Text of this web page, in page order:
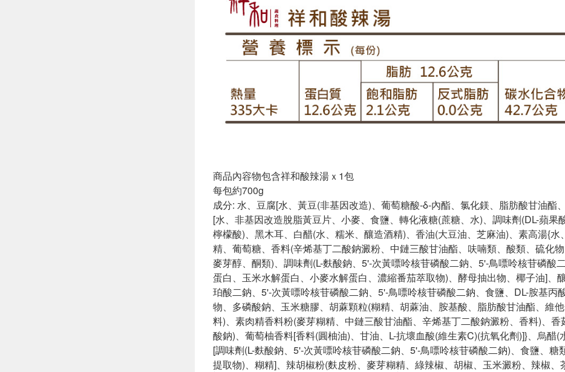
商品內容物包含祥和酸辣湯ｘ1包
每包約700g
成分: 水、豆腐[水、黃豆(非基因改造)、葡萄糖酸-δ-內酯、氯化鎂、脂肪酸甘油酯
[水、非基因改造脫脂黃豆片、小麥、食鹽、轉化液糖(蔗糖、水)、調味劑(DL-蘋果
檸檬酸)、黑木耳、白醋(水、糯米、釀造酒精)、香油(大豆油、芝麻油)、素高湯{
精、葡萄糖、香料(辛烯基丁二酸鈉澱粉、中鏈三酸甘油酯、呋喃類、酸類、硫化
麥芽醇、酮類)、調味劑(L-麩酸鈉、5'-次黃嘌呤核苷磷酸二鈉、5'-鳥嘌呤核苷磷酸
蛋白、玉米水解蛋白、小麥水解蛋白、濃縮番茄萃取物)、酵母抽出物、椰子油]、
珀酸二鈉、5'-次黃嘌呤核苷磷酸二鈉、5'-鳥嘌呤核苷磷酸二鈉、食鹽、DL-胺基丙
物、多磷酸鈉、玉米糖膠、胡蔴顆粒(糊精、胡蔴油、胺基酸、脂肪酸甘油酯、維
料)、素肉精香料粉(麥芽糊精、中鏈三酸甘油酯、辛烯基丁二酸鈉澱粉、香料)、
酸鈉)、葡萄柚香料[香料(圓柚油)、甘油、L-抗壞血酸(維生素C)(抗氧化劑)]}、烏醋
[調味劑(L-麩酸鈉、5'-次黃嘌呤核苷磷酸二鈉、5'-鳥嘌呤核苷磷酸二鈉)、食鹽、
提取物)、糊精]、辣胡椒粉(麩皮粉、麥芽糊精、綠辣椒、胡椒、玉米澱粉、辣椒、